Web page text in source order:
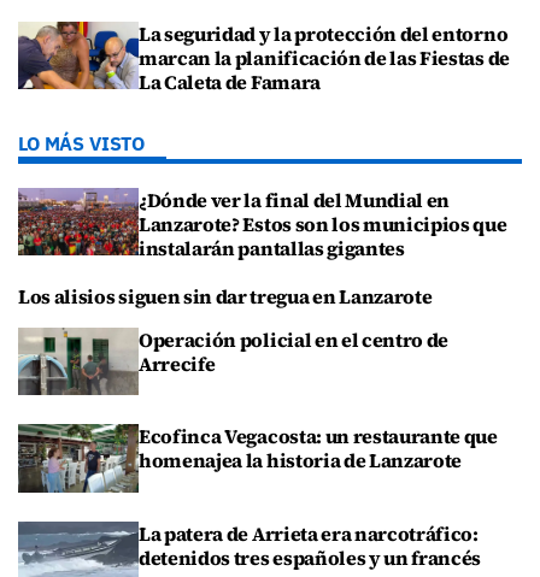
La seguridad y la protección del entorno
marcan la planificación de las Fiestas de
La Caleta de Famara
LO MÁS VISTO
¿Dónde ver la final del Mundial en
Lanzarote? Estos son los municipios que
instalarán pantallas gigantes
Los alisios siguen sin dar tregua en Lanzarote
Operación policial en el centro de
Arrecife
Ecofinca Vegacosta: un restaurante que
homenajea la historia de Lanzarote
La patera de Arrieta era narcotráfico:
detenidos tres españoles y un francés